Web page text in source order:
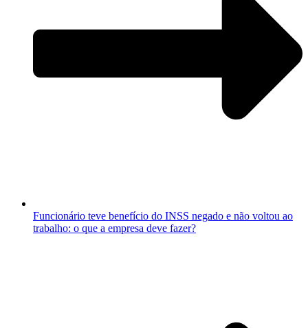
Funcionário teve benefício do INSS negado e não voltou ao
trabalho: o que a empresa deve fazer?